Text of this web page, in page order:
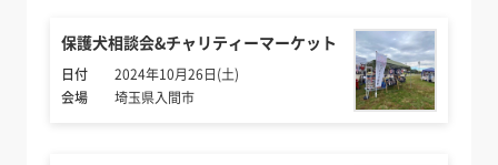
保護犬相談会&チャリティーマーケット
日付
2024年10月26日(土)
会場
埼玉県入間市